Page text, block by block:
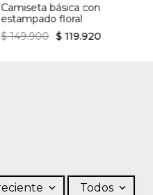
Camiseta básica con
estampado floral
$ 149.900 $ 119.920
Todos